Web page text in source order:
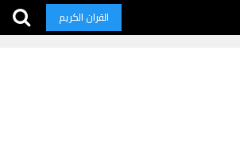
القران الكريم